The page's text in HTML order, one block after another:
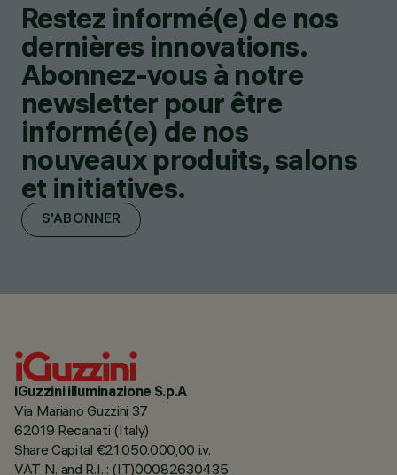
Restez informé(e) de nos
dernières innovations.
Abonnez-vous à notre
newsletter pour être
informé(e) de nos
nouveaux produits, salons
et initiatives.
S'ABONNER
iGuzzini illuminazione S.p.A
Via Mariano Guzzini 37
62019 Recanati (Italy)
Share Capital €21.050.000,00 i.v.
VAT N. and R.I. : (IT)00082630435